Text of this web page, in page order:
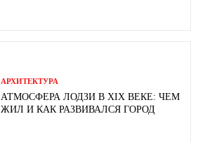
АРХИТЕКТУРА
АТМОСФЕРА ЛОДЗИ В XIX ВЕКЕ: ЧЕМ
ЖИЛ И КАК РАЗВИВАЛСЯ ГОРОД